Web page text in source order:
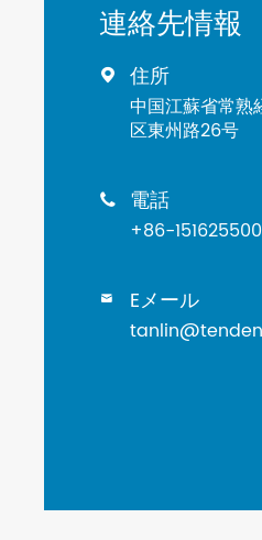
連絡先情報
 住所
中国江蘇省常熟
区東州路26号
 電話
+86-
 Eメール